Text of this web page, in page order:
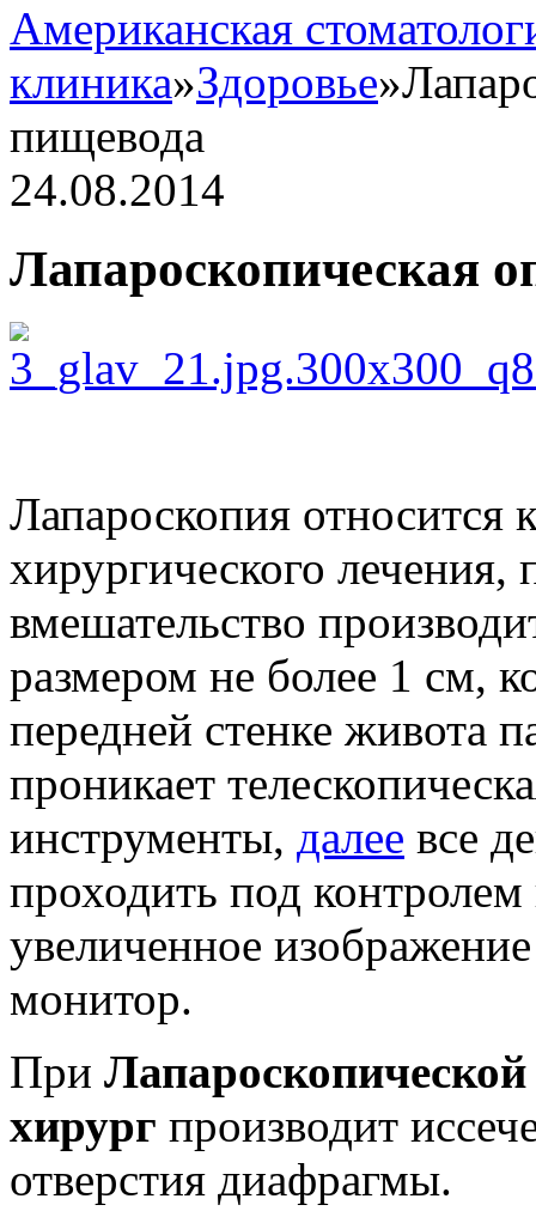
Американская
клиника»Здоровье»
пищевода
24.08.2014
Лапароскопическая
Лапароскопия
хирургического лечения,
вмешательство
размером не более 1 см,
передней стенке живота
проникает
инструменты, далее все
проходить под
увеличенное
монитор.
При
хирург производит
отверстия диафрагмы.